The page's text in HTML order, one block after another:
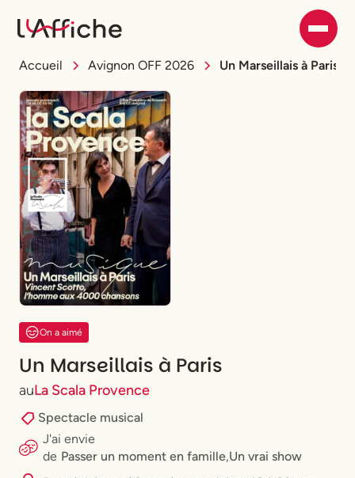
Accueil Avignon OFF 2026 Un Marseillais à Paris
On a aimé
Un Marseillais à Paris
auLa Scala Provence
Spectacle musical
J'ai envie
de Passer un moment en famille,Un vrai show